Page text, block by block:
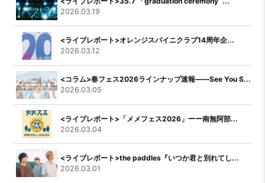
2026.03.19
<ライブレポート>オレンジスパイニクラブ14周年企...
2026.03.12
<コラム>春フェス2026ラインナップ速報――See You S...
2026.03.05
<ライブレポート>「メメフェス2026」ーー南無阿部...
2026.03.04
<ライブレポート>the paddles『いつか君と別れてし...
2026.03.01